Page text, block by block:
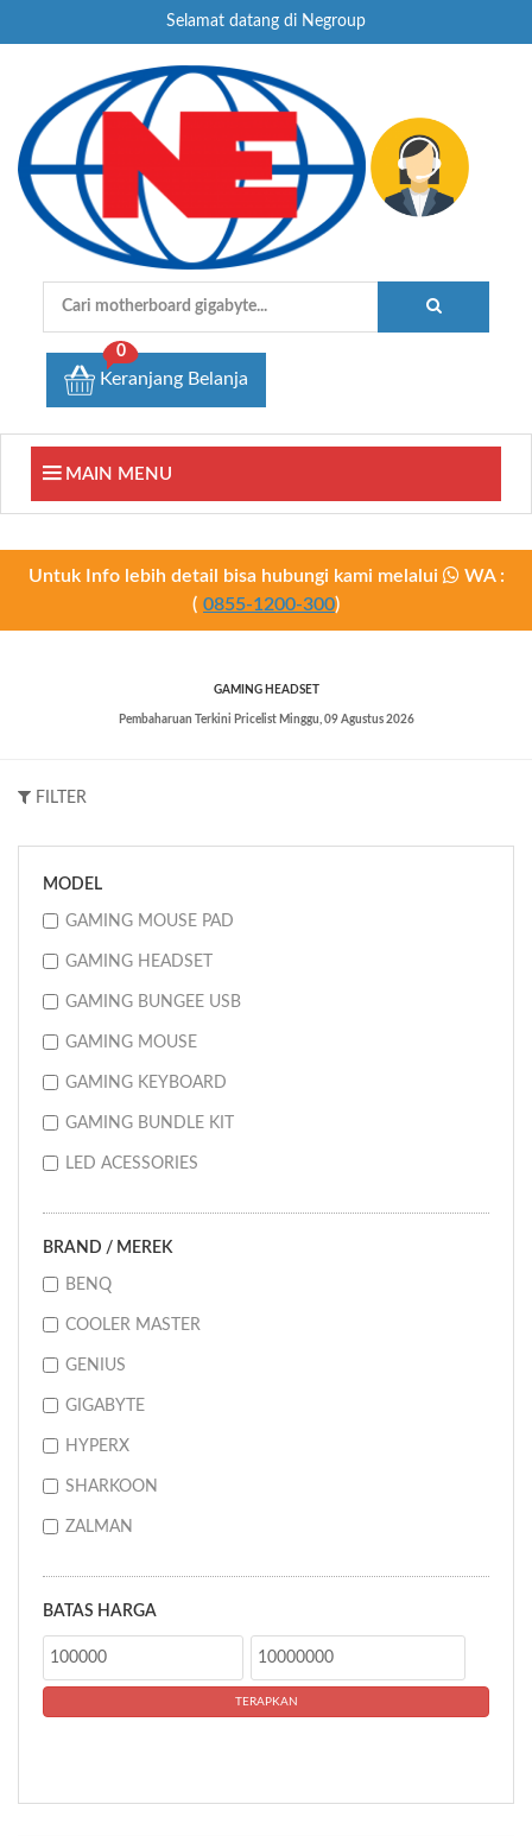
Selamat datang di Negroup
Keranjang Belanja
0
MAIN MENU
Untuk Info lebih detail bisa hubungi kami melalui
WA :
( 0855-1200-300)
GAMING HEADSET
Pembaharuan Terkini Pricelist Minggu, 09 Agustus 2026
FILTER
MODEL
GAMING MOUSE PAD
GAMING HEADSET
GAMING BUNGEE USB
GAMING MOUSE
GAMING KEYBOARD
GAMING BUNDLE KIT
LED ACESSORIES
BRAND / MEREK
BENQ
COOLER MASTER
GENIUS
GIGABYTE
HYPERX
SHARKOON
ZALMAN
BATAS HARGA